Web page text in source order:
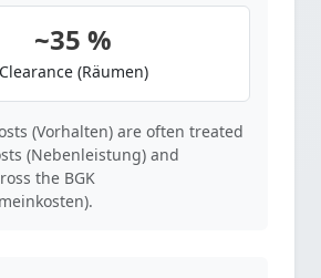
~35 %
Clearance (Räumen)
(Vorhalten) are often treated
(Nebenleistung) and
the BGK